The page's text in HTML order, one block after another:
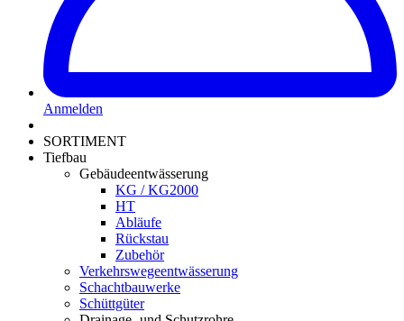
Anmelden
SORTIMENT
Tiefbau
Gebäudeentwässerung
KG / KG2000
HT
Abläufe
Rückstau
Zubehör
Verkehrswegeentwässerung
Schachtbauwerke
Schüttgüter